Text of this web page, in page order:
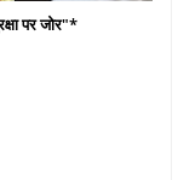
पर जोर"*